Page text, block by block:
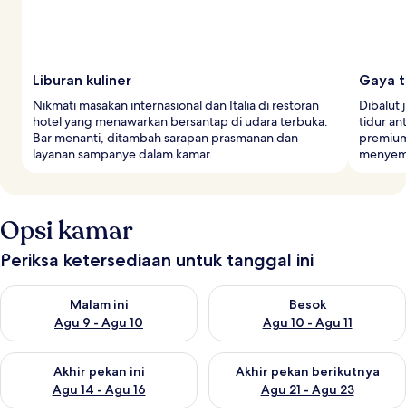
Liburan kuliner
Nikmati masakan internasional dan Italia di restoran
hotel yang menawarkan bersantap di udara terbuka.
Bar menanti, ditambah sarapan prasmanan dan
layanan sampanye dalam kamar.
Gaya
Dibalut
tidur
Opsi kamar
Periksa ketersediaan untuk tanggal ini
Malam ini
Agu 9 - Agu 10
Periksa ketersediaan untuk malam ini Agu 9 - Agu 10
Besok
Agu 10 - Agu 11
Periksa ketersediaan untuk
Akhir pekan ini
Agu 14 - Agu 16
Periksa ketersediaan untuk akhir pekan ini Agu 14 - Agu 16
Akhir pekan berikutnya
Agu 21 - Agu 23
Periksa ketersediaan untuk